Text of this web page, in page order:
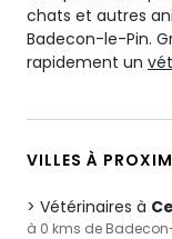
chats et autres
Badecon-le-Pin.
rapidement un
VILLES À
Vétérinaires à
à 0 kms de